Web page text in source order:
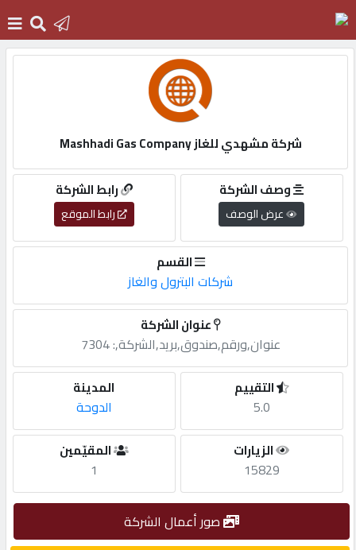
دخول
التسجيل
English
أضف
طلب
شركة مشهدي للغاز Mashhadi Gas Company
رابط الشركة
رابط الموقع
وصف الشركة
عرض الوصف
القسم
شركات البترول والغاز
عنوان الشركة
عنوان,ورقم,صندوق,بريد,الشركة,: 7304
المدينة
الدوحة
التقييم
5.0
المقيّمين
1
الزيارات
15829
صور أعمال الشركة